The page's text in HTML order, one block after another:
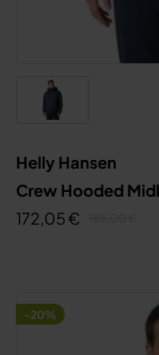
Helly Hansen
Crew Hooded
M
172,05 €
-20%